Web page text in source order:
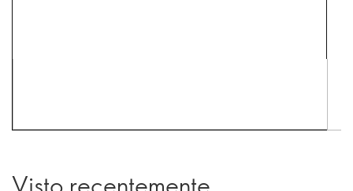
Visto recentemente